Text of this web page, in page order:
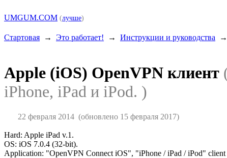
UMGUM.COM (лучше)
Стартовая → Это работает! → Инструкции и руководства →
Apple (iOS) OpenVPN клиент
iPhone, iPad и iPod. )
22 февраля 2014(обновлено 15 февраля 2017)
Hard: Apple iPad v.1.
OS: iOS 7.0.4 (32-bit).
Application: "OpenVPN Connect iOS", "iPhone / iPad / iPod"